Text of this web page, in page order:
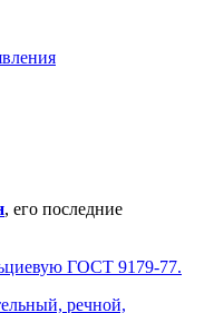
, его последние
ГОСТ 9179-77.
речной,